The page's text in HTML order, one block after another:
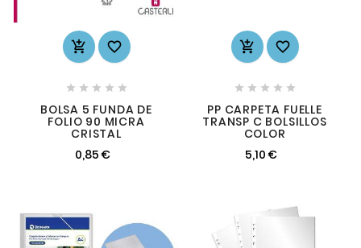
 
    
BOLSA 5 FUNDA DE
FOLIO 90 MICRA
CRISTAL
0,85 €
 
    
PP CARPETA FUELLE
TRANSP C BOLSILLOS
COLOR
5,10 €